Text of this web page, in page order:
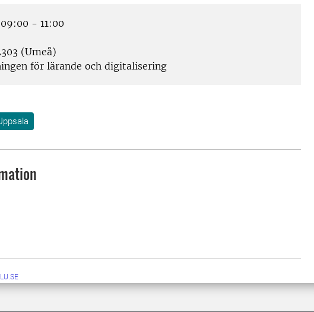
- 11:00
(Umeå)
för lärande och digitalisering